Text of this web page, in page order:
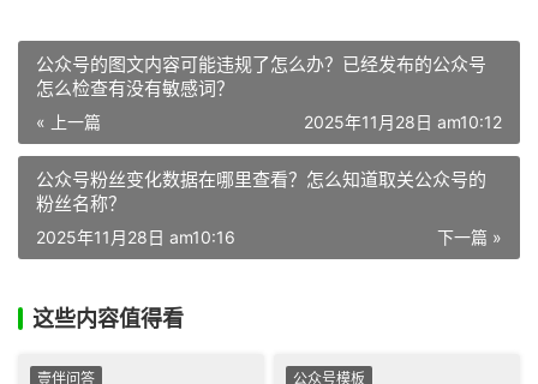
公众号的图文内容可能违规了怎么办？已经发布的公众号
怎么检查有没有敏感词？
« 上一篇 2025年11月28日 am10:12
公众号粉丝变化数据在哪里查看？怎么知道取关公众号的
粉丝名称？
下一篇 »
2025年11月28日 am10:16
这些内容值得看
壹伴问答 公众号模板